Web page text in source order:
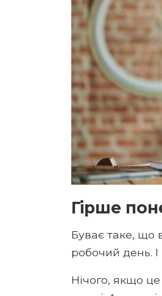
Гірше
Буває таке, що
робочий день.
Нічого, якщо